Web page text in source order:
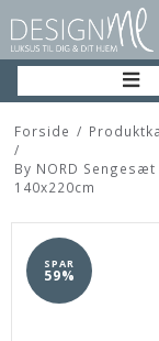
Forside /
/
By NORD
140x220cm
SPAR
59%